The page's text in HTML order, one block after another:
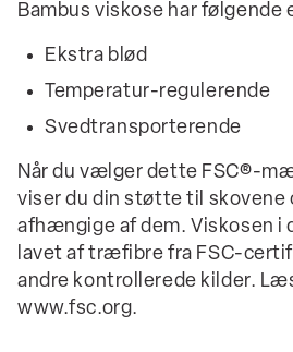
Bambus viskose har følgende
Ekstra blød
Temperatur-regulerende
Svedtransporterende
Når du vælger dette FSC®-
viser du din støtte til skovene
afhængige af dem. Viskosen i
lavet af træfibre fra FSC-
andre kontrollerede kilder.
www.fsc.org.